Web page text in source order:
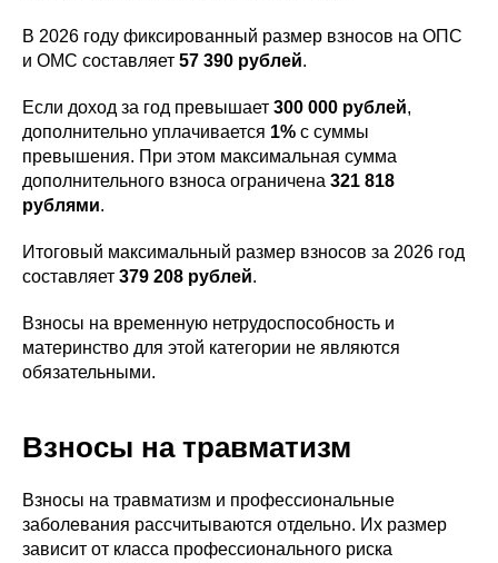
В 2026 году фиксированный размер взносов на ОПС
и ОМС составляет 57 390 рублей.
Если доход за год превышает 300 000 рублей,
дополнительно уплачивается 1% с суммы
превышения. При этом максимальная сумма
дополнительного взноса ограничена 321 818
рублями.
Итоговый максимальный размер взносов за 2026 год
составляет 379 208 рублей.
Взносы на временную нетрудоспособность и
материнство для этой категории не являются
обязательными.
Взносы на травматизм
Взносы на травматизм и профессиональные
заболевания рассчитываются отдельно. Их размер
зависит от класса профессионального риска